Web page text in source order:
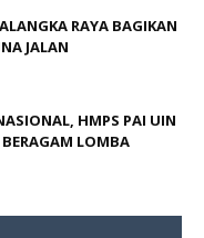
RAYA BAGIKAN
JALAN
HMPS PAI UIN
BERAGAM LOMBA